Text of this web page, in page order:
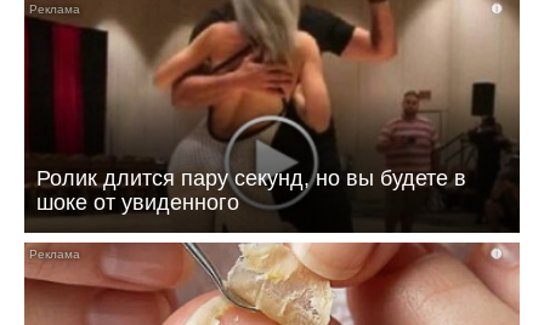
i
Ролик длится пару секунд, но вы будете в
шоке от увиденного
i